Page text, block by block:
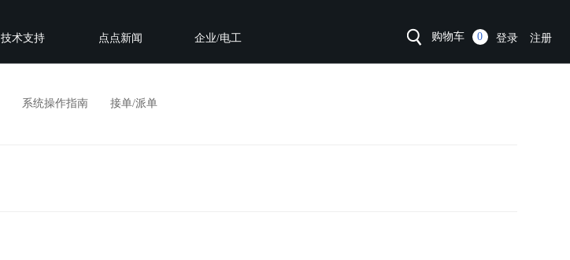
登录 注册
购物车 0
技术支持 点点新闻 企业/电工
系统操作指南 接单/派单